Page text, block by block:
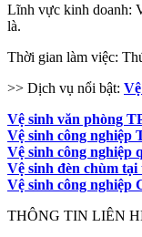
Lĩnh vực kinh doanh:
là.
Thời gian làm việc:
>> Dịch vụ nổi bật:
Vệ sinh văn phòng
Vệ sinh công nghiệp
Vệ sinh công nghiệp
Vệ sinh đèn chùm tại
Vệ sinh công nghiệp
THÔNG TIN LIÊN